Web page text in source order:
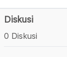
Diskusi
0 Diskusi